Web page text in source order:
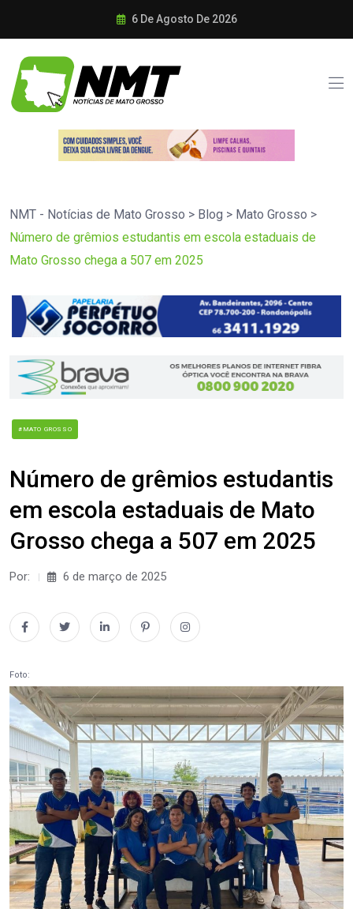
6 De Agosto De 2026
NMT - Notícias de Mato Grosso > Blog > Mato Grosso >
Número de grêmios estudantis em escola estaduais de
Mato Grosso chega a 507 em 2025
#MATO GROSSO
Número de grêmios estudantis
em escola estaduais de Mato
Grosso chega a 507 em 2025
Por: 6 de março de 2025
Foto: